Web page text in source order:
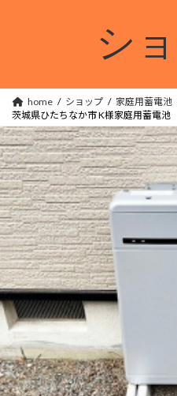
へ
ッ
プ
ョ
移
動
シ
home ショップ
家庭用蓄電池
茨城県ひたちなか市 K様家庭用蓄電池